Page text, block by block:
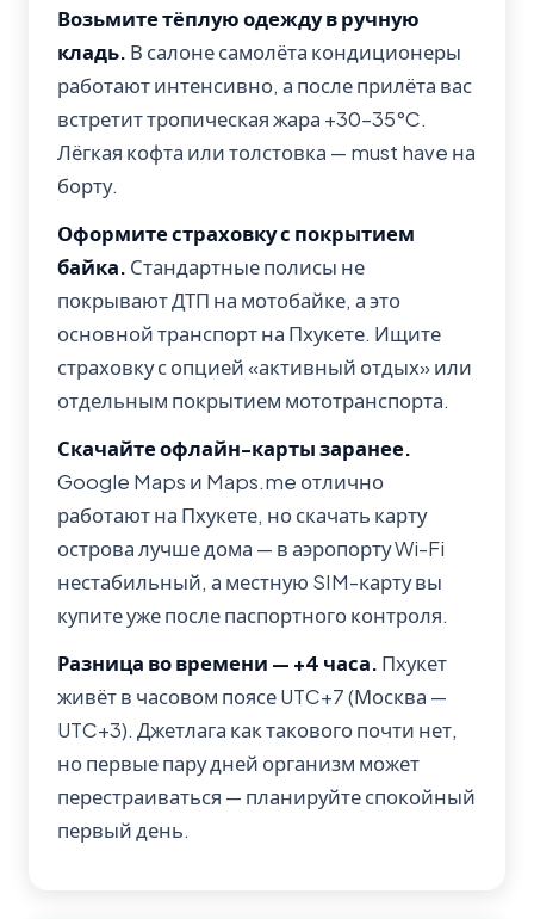
Возьмите тёплую одежду в ручную
кладь. В салоне самолёта кондиционеры
работают интенсивно, а после прилёта вас
встретит тропическая жара +30–35°C.
Лёгкая кофта или толстовка — must have на
борту.
Оформите страховку с покрытием
байка. Стандартные полисы не
покрывают ДТП на мотобайке, а это
основной транспорт на Пхукете. Ищите
страховку с опцией «активный отдых» или
отдельным покрытием мототранспорта.
Скачайте офлайн-карты заранее.
Google Maps и Maps.me отлично
работают на Пхукете, но скачать карту
острова лучше дома — в аэропорту Wi-Fi
нестабильный, а местную SIM-карту вы
купите уже после паспортного контроля.
Разница во времени — +4 часа. Пхукет
живёт в часовом поясе UTC+7 (Москва —
UTC+3). Джетлага как такового почти нет,
но первые пару дней организм может
перестраиваться — планируйте спокойный
первый день.